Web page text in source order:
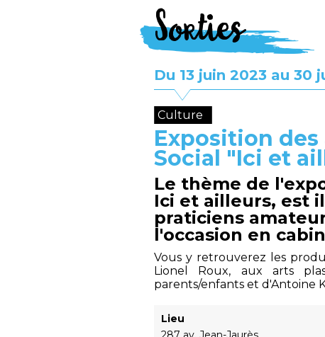
Sorties
Du 13 juin 2023 au 30
Culture
Exposition des
Social "Ici et
Le thème de
Ici et ailleurs, est
praticiens
l'occasion en
Vous y retrouverez les
Lionel Roux, aux arts
parents/enfants et d'Antoine
Lieu